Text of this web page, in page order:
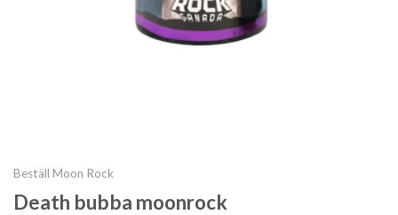
Beställ Moon Rock
Death bubba moonrock